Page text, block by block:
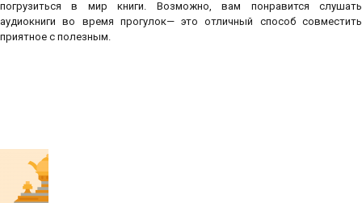
погрузиться в мир книги. Возможно, вам понравится слушать
аудиокниги во время прогулок— это отличный способ совместить
приятное с полезным.